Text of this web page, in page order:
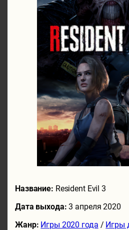
Название: Resident Evil 3
Дата выхода:3 апреля 2020
Жанр: Игры 2020 года / Игры